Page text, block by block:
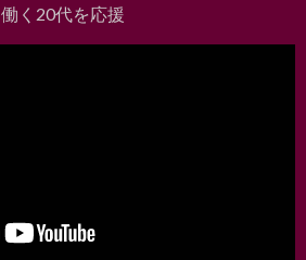
働く20代を応援